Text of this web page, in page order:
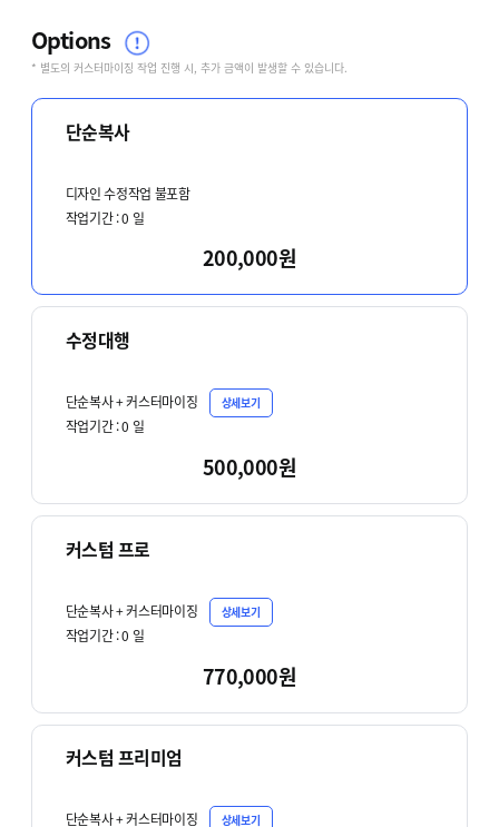
Options
* 별도의 커스터마이징 작업 진행 시, 추가 금액이 발생할 수 있습니다.
단순복사
디자인 수정작업 불포함
작업기간 :0 일
200,000원
수정대행
단순복사 + 커스터마이징 상세보기
작업기간 :0 일
500,000원
커스텀 프로
단순복사 + 커스터마이징 상세보기
작업기간 :0 일
770,000원
커스텀 프리미엄
단순복사 + 커스터마이징 상세보기